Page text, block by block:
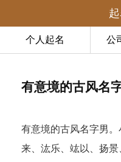
个人起名 公
有意境的古风名
有意境的古风名字男
来、汯乐、竑以、扬景